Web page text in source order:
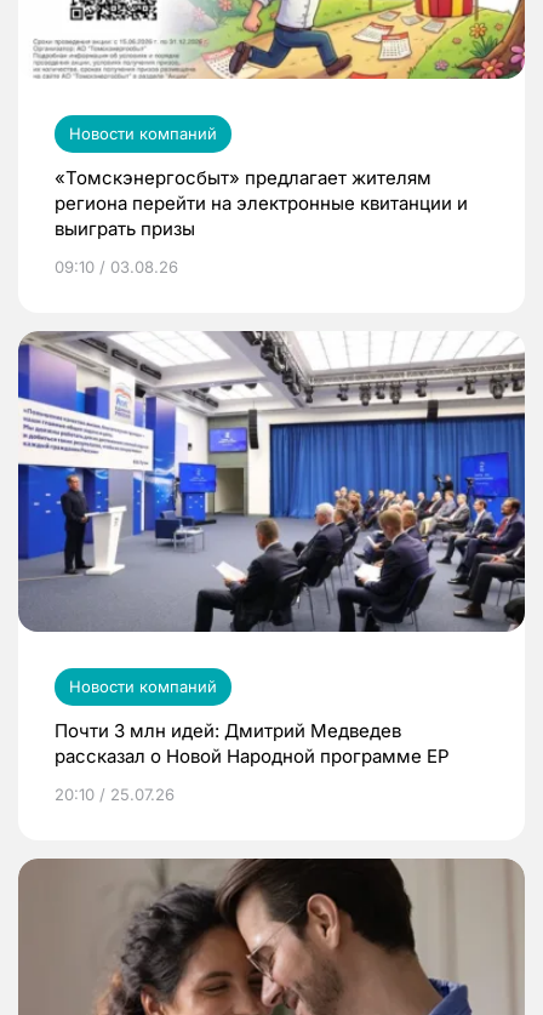
Новости компаний
«Томскэнергосбыт» предлагает жителям
региона перейти на электронные квитанции и
выиграть призы
09:10 / 03.08.26
Новости компаний
Почти 3 млн идей: Дмитрий Медведев
рассказал о Новой Народной программе ЕР
20:10 / 25.07.26